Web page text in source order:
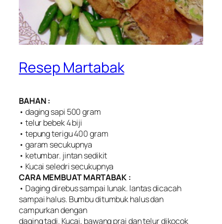
Resep Martabak
BAHAN :
• daging sapi 500 gram
• telur bebek 4 biji
• tepung terigu 400 gram
• garam secukupnya
• ketumbar. jintan sedikit
• Kucai seledri secukupnya
CARA MEMBUAT MARTABAK :
• Daging direbus sampai lunak. lantas dicacah
sampai halus. Bumbu ditumbuk halus dan
campurkan dengan
daging tadi. Kucai, bawang prai dan telur dikocok